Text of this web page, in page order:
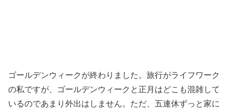
ゴールデンウィークが終わりました。旅行がライフワーク
の私ですが、ゴールデンウィークと正月はどこも混雑して
いるのであまり外出はしません。ただ、五連休ずっと家に